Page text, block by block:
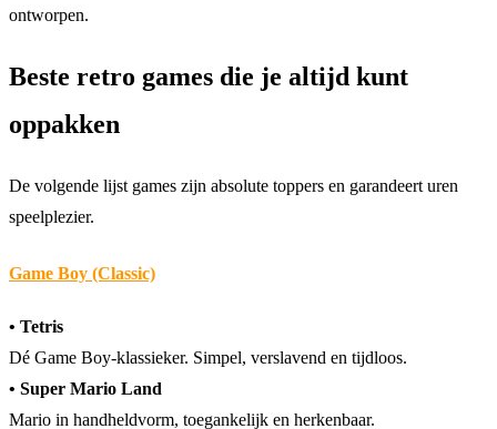
ontworpen.
Beste retro games die je altijd kunt
oppakken
De volgende lijst games zijn absolute toppers en garandeert uren
speelplezier.
Game Boy (Classic)
• Tetris
Dé Game Boy-klassieker. Simpel, verslavend en tijdloos.
• Super Mario Land
Mario in handheldvorm, toegankelijk en herkenbaar.